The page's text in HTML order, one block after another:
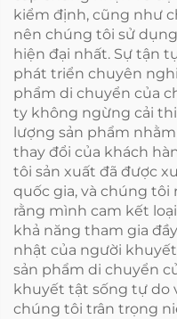
kiểm định, cũng như
nên chúng tôi sử
hiện đại nhất. Sự tận
phát triển chuyên
phẩm di chuyển của
ty không ngừng cải
lượng sản phẩm
thay đổi của khách
tôi sản xuất đã được
quốc gia, và chúng
rằng mình cam kết
khả năng tham gia
nhật của người
sản phẩm di chuyển
khuyết tật sống tự do
chúng tôi trân trọng